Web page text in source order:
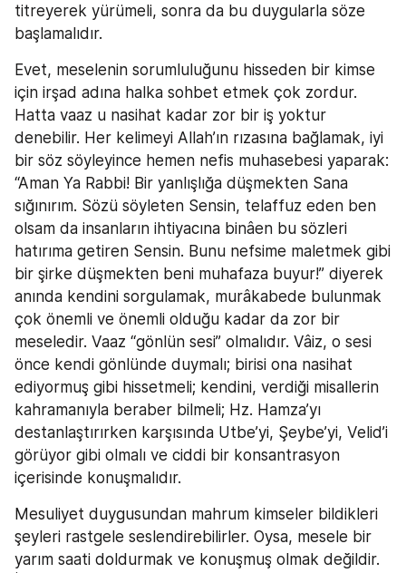
titreyerek yürümeli, sonra da bu duygularla söze
başlamalıdır.
Evet, meselenin sorumluluğunu hisseden bir kimse
için irşad adına halka sohbet etmek çok zordur.
Hatta vaaz u nasihat kadar zor bir iş yoktur
denebilir. Her kelimeyi Allah’ın rızasına bağlamak, iyi
bir söz söyleyince hemen nefis muhasebesi yaparak:
“Aman Ya Rabbi! Bir yanlışlığa düşmekten Sana
sığınırım. Sözü söyleten Sensin, telaffuz eden ben
olsam da insanların ihtiyacına binâen bu sözleri
hatırıma getiren Sensin. Bunu nefsime maletmek gibi
bir şirke düşmekten beni muhafaza buyur!” diyerek
anında kendini sorgulamak, murâkabede bulunmak
çok önemli ve önemli olduğu kadar da zor bir
meseledir. Vaaz “gönlün sesi” olmalıdır. Vâiz, o sesi
önce kendi gönlünde duymalı; birisi ona nasihat
ediyormuş gibi hissetmeli; kendini, verdiği misallerin
kahramanıyla beraber bilmeli; Hz. Hamza’yı
destanlaştırırken karşısında Utbe’yi, Şeybe’yi, Velid’i
görüyor gibi olmalı ve ciddi bir konsantrasyon
içerisinde konuşmalıdır.
Mesuliyet duygusundan mahrum kimseler bildikleri
şeyleri rastgele seslendirebilirler. Oysa, mesele bir
yarım saati doldurmak ve konuşmuş olmak değildir.